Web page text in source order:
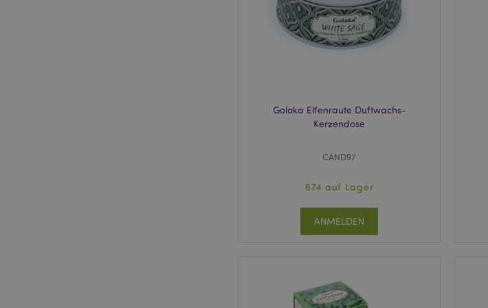
Goloka Elfenraute Duftwachs-
Kerzendose
CAND97
674 auf Lager
ANMELDEN
X-Magento-Vary
Adobe Inc.
www.puckator.de
recently_compared_product_previous
Adobe Inc.
recently_compared_product
recently_viewed_product